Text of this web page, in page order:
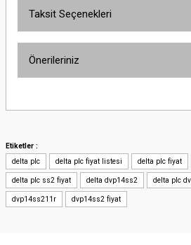
Taksit Seçenekleri
Önerileriniz
yetersiz gördüğünüz noktaları öneri
Ürün resmi kalitesiz, bozuk veya
Ürün açıklamasında eksik bilgiler
Ürün bilgilerinde hatalar bulunuyor.
Etiketler :
delta plc
delta plc fiyat listesi delta plc fiyat
delta plc ss2 fiyat delta dvp14ss2 delta plc
dvp14ss211r dvp14ss2 fiyat